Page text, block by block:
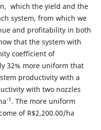
which the yield and the
system, from which we
and profitability in both
that the system with
coefficient of
32% more uniform that
productivity with a
with two nozzles
-1 . The more uniform
of R$2,200.00/ha